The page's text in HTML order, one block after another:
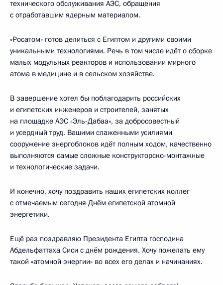
технического обслуживания АЭС, обращения
с отработавшим ядерным материалом.
«Росатом» готов делиться с Египтом и другими своими
уникальными технологиями. Речь в том числе идёт о сборке
малых модульных реакторов и использовании мирного
атома в медицине и в сельском хозяйстве.
В завершение хотел бы поблагодарить российских
и египетских инженеров и строителей, занятых
на площадке АЭС «Эль-Дабаа», за добросовестный
и усердный труд. Вашими слаженными усилиями
сооружение энергоблоков идёт полным ходом, качественно
выполняются самые сложные конструкторско-монтажные
и технологические задачи.
И конечно, хочу поздравить наших египетских коллег
с отмечаемым сегодня Днём египетской атомной
энергетики.
Ещё раз поздравляю Президента Египта господина
Абдельфаттаха Сиси с днём рождения. Хочу пожелать ему
такой «атомной энергии» во всех его делах и начинаниях.